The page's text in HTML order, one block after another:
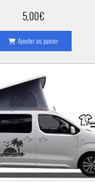
5,00€
Ajouter au panier